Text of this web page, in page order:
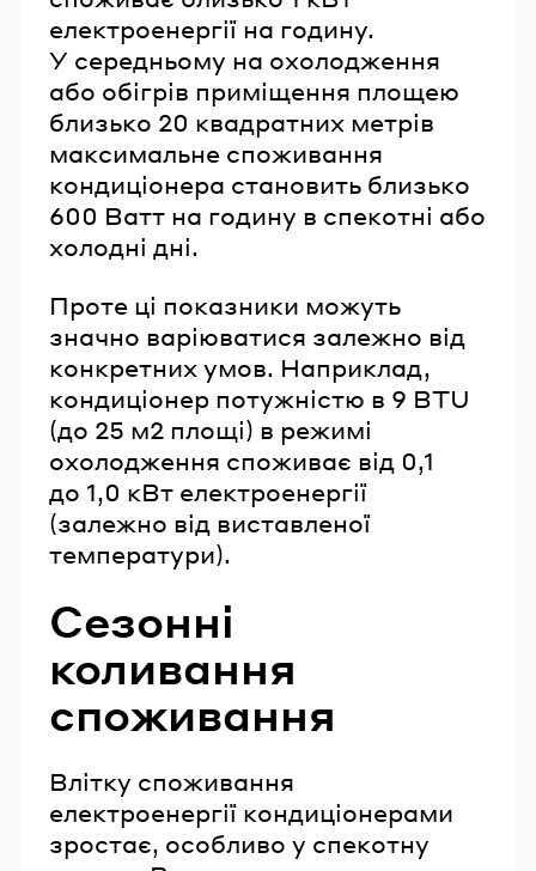
електроенергії на годину.
У середньому на охолодження
або обігрів приміщення площею
близько 20 квадратних метрів
максимальне споживання
кондиціонера становить близько
600 Ватт на годину в спекотні або
холодні дні.
Проте ці показники можуть
значно варіюватися залежно від
конкретних умов. Наприклад,
кондиціонер потужністю в 9 BTU
(до 25 м2 площі) в режимі
охолодження споживає від 0,1
до 1,0 кВт електроенергії
(залежно від виставленої
температури).
Сезонні
коливання
споживання
Влітку споживання
електроенергії кондиціонерами
зростає, особливо у спекотну